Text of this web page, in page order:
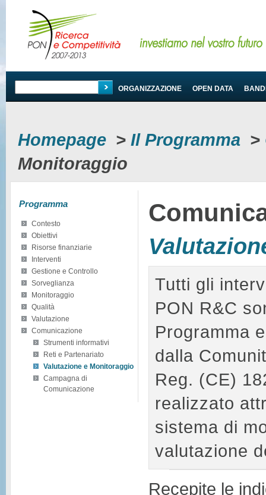
PROGRAMMA ORGANIZZAZIONE OPEN DATA
Homepage > Il Programma >
Monitoraggio
Programma
Contesto
Obiettivi
Risorse finanziarie
Interventi
Gestione e Controllo
Sorveglianza
Monitoraggio
Qualità
Valutazione
Comunicazione
Strumenti informativi
Reti e Partenariato
Valutazione e Monitoraggio
Campagna di
Comunicazione
Tutti gli
PON R&C
Programma
dalla
Reg. (CE)
realizzato
sistema di
valutazione
Recepite le